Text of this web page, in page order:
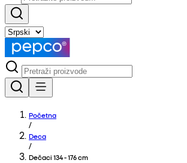
Početna
/
Deca
/
Dečaci 134 - 176 cm